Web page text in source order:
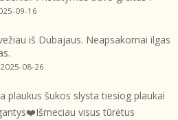
09-16
iš Dubajaus. Neapsakomai ilgas
2025-08-26
šukos slysta tiesiog plaukai
visus tūrėtus